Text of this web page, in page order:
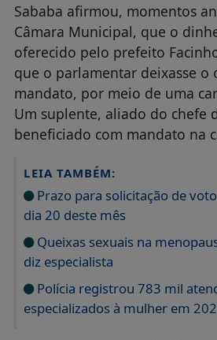
Sababa afirmou, momentos
Câmara Municipal, que o
oferecido pelo prefeito
que o parlamentar deixasse o
mandato, por meio de uma
Um suplente, aliado do chefe
beneficiado com mandato na
LEIA TAMBÉM:
Prazo para solicitação de
dia 20 deste mês
Queixas sexuais na
diz especialista
Polícia registrou 783 mil
especializados à mulher em